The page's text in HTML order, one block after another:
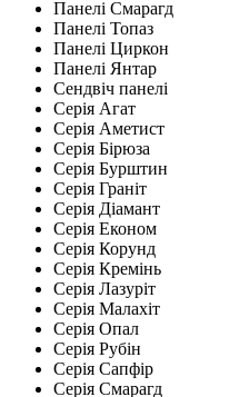
Панелі Смарагд
Панелі Топаз
Панелі Циркон
Панелі Янтар
Сендвіч панелі
Серія Агат
Серія Аметист
Серія Бірюза
Серія Бурштин
Серія Граніт
Серія Діамант
Серія Економ
Серія Корунд
Серія Кремінь
Серія Лазуріт
Серія Малахіт
Серія Опал
Серія Рубін
Серія Сапфір
Серія Смарагд